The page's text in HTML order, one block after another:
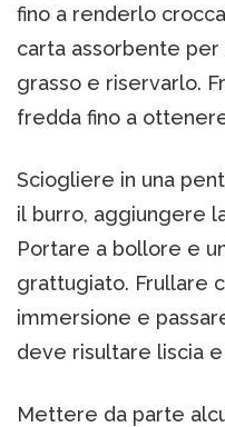
fino a renderlo
carta assorbente
grasso e riservarlo.
fredda fino a
Sciogliere in una
il burro, aggiungere
Portare a bollore e
grattugiato. Frullare
immersione e
deve risultare liscia
Mettere da parte